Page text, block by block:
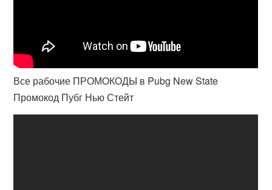
Все рабочие ПРОМОКОДЫ в Pubg New State
Промокод Пубг Нью Стейт